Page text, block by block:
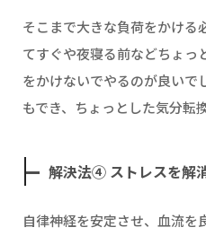
そこまで大きな負荷をかける
てすぐや夜寝る前などちょっ
をかけないでやるのが良いで
もでき、ちょっとした気分転
解決法④ ストレスを解
自律神経を安定させ、血流を